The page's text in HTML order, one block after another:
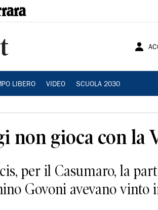
LIBERO VIDEO SCUOLA 2030
gioca con la
per il Casumaro, la
Govoni avevano vinto